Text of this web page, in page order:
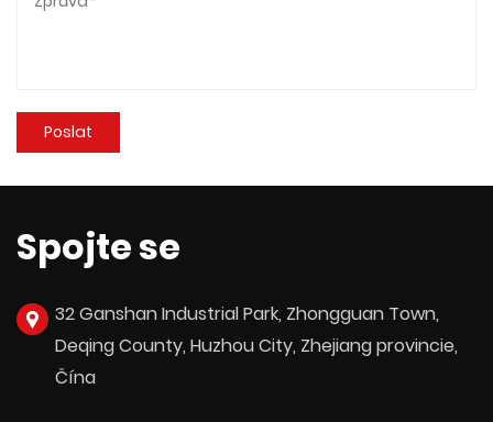
Spojte se
32 Ganshan Industrial Park, Zhongguan Town,
Deqing County, Huzhou City, Zhejiang provincie,
Čína